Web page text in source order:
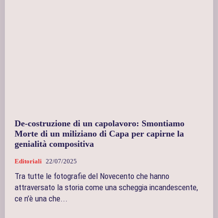
De-costruzione di un capolavoro: Smontiamo
Morte di un miliziano di Capa per capirne la
genialità compositiva
Editoriali 22/07/2025
Tra tutte le fotografie del Novecento che hanno
attraversato la storia come una scheggia incandescente,
ce n’è una che...